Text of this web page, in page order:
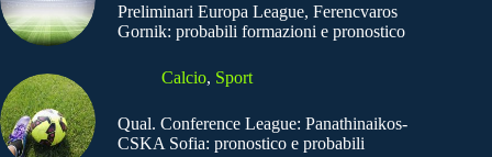
Preliminari Europa League, Ferencvaros
Gornik: probabili formazioni e pronostico
Calcio, Sport
Qual. Conference League: Panathinaikos-
CSKA Sofia: pronostico e probabili